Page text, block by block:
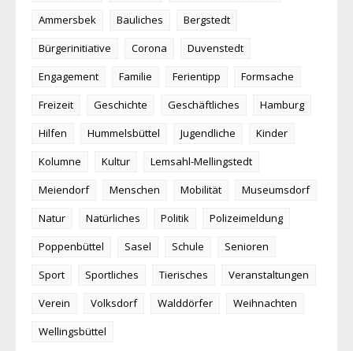
Ammersbek
Bauliches
Bergstedt
Bürgerinitiative
Corona
Duvenstedt
Engagement
Familie Ferientipp
Formsache
Freizeit
Geschichte Geschäftliches
Hamburg
Hilfen
Hummelsbüttel Jugendliche
Kinder
Kolumne
Kultur
Lemsahl-Mellingstedt
Meiendorf
Menschen Mobilität
Museumsdorf
Natur
Natürliches Politik
Polizeimeldung
Poppenbüttel
Sasel Schule
Senioren
Sport
Sportliches Tierisches
Veranstaltungen
Verein
Volksdorf Walddörfer
Weihnachten
Wellingsbüttel